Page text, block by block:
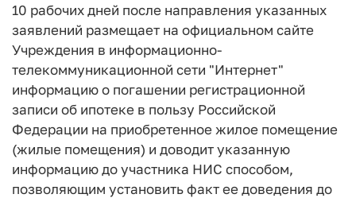
10 рабочих дней после направления указанных
заявлений размещает на официальном сайте
Учреждения в информационно-
телекоммуникационной сети "Интернет"
информацию о погашении регистрационной
записи об ипотеке в пользу Российской
Федерации на приобретенное жилое помещение
(жилые помещения) и доводит указанную
информацию до участника НИС способом,
позволяющим установить факт ее доведения до